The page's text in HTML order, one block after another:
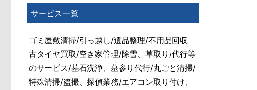
サービス一覧
ゴミ屋敷清掃/引っ越し/遺品整理/不用品回収
古タイヤ買取/空き家管理/除雪、草取り/代行等
のサービス/墓石洗浄、墓参り代行/丸ごと清掃/
特殊清掃/盗撮、探偵業務/エアコン取り付け、